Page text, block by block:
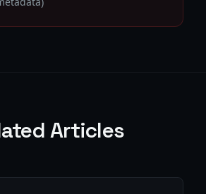
Articles